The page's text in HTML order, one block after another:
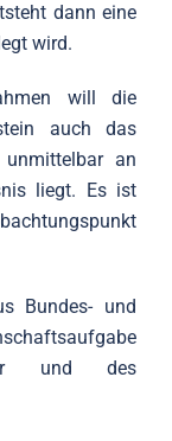
dann eine
wird.
will die
auch das
an
liegt. Es ist
Bundes- und
und des